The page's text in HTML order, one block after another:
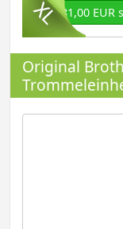
81,00
Original